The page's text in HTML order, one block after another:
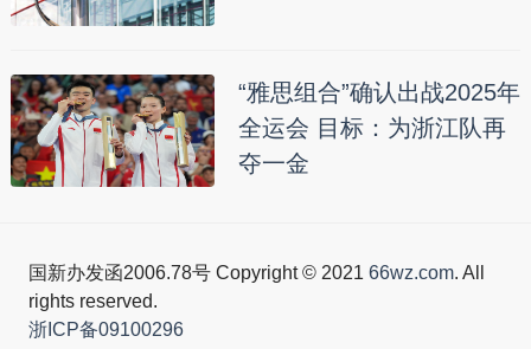
“雅思组合”确认出战2025年
全运会 目标：为浙江队再
夺一金
国新办发函2006.78号 Copyright © 2021 66wz.com. All
rights reserved.
浙ICP备09100296